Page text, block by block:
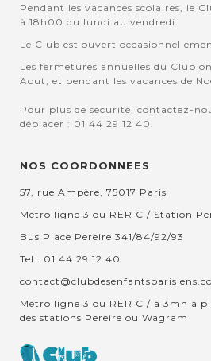
Pendant les vacances scolaires, le
à 18h00 du lundi au vendredi.
Le Club est ouvert
Les fermetures annuelles du Club
Aout, et pendant les vacances de
Pour plus de sécurité, contactez-
déplacer : 01 44 29 12 40.
NOS COORDONNEES
57, rue Ampère, 75017 Paris
Métro ligne 3 ou RER C / Station
Bus Place Pereire 341/84/92/93
Tel : 01 44 29 12 40
Métro ligne 3 ou RER C / à 3mn à
des stations Pereire ou Wagram